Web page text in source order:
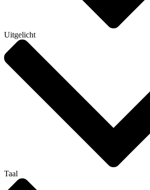
Uitgelicht
Taal